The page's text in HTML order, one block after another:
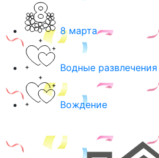
8 марта
Водные развлечения
Вождение